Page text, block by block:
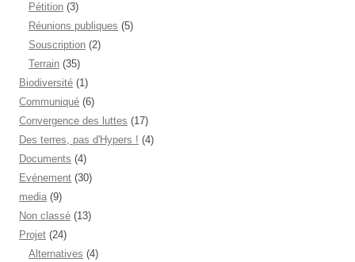
Pétition (3)
Réunions publiques (5)
Souscription (2)
Terrain (35)
Biodiversité (1)
Communiqué (6)
Convergence des luttes (17)
Des terres, pas d'Hypers ! (4)
Documents (4)
Evénement (30)
media (9)
Non classé (13)
Projet (24)
Alternatives (4)